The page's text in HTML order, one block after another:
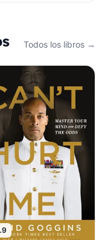
Todos los libros →